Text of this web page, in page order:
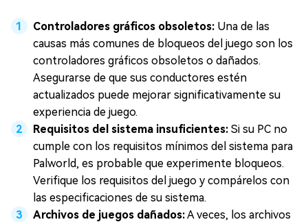
Controladores gráficos obsoletos: Una de las
causas más comunes de bloqueos del juego son los
controladores gráficos obsoletos o dañados.
Asegurarse de que sus conductores estén
actualizados puede mejorar significativamente su
experiencia de juego.
Requisitos del sistema insuficientes: Si su PC no
cumple con los requisitos mínimos del sistema para
Palworld, es probable que experimente bloqueos.
Verifique los requisitos del juego y compárelos con
las especificaciones de su sistema.
Archivos de juegos dañados:A veces, los archivos